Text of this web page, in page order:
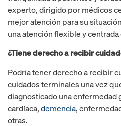
experto, dirigido por médicos
mejor atención para su
una atención flexible y centrada
¿Tiene derecho a recibir
Podría tener derecho a recibir
cuidados terminales una vez
diagnosticado una enfermedad
cardíaca,demencia,
otras.